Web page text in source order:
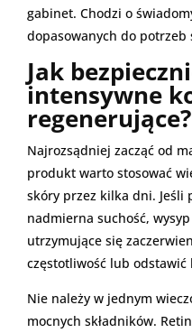
gabinet. Chodzi o
dopasowanych do potrzeb
Jak
intensywne
regenerujące?
Najrozsądniej zacząć od
produkt warto stosować
skóry przez kilka dni. Jeśli
nadmierna suchość,
utrzymujące się
częstotliwość lub odstawić
Nie należy w jednym
mocnych składników.